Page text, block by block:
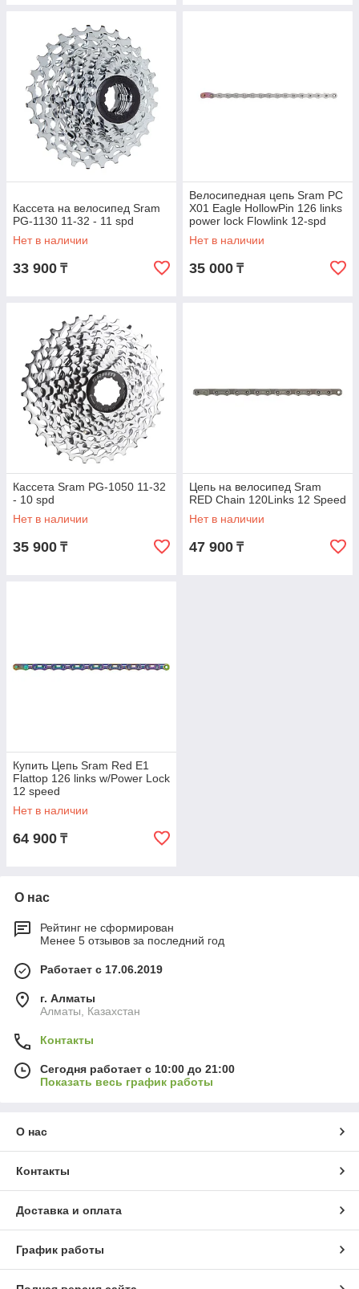
Кассета на велосипед Sram
PG-1130 11-32 - 11 spd
Нет в наличии
33 900 ₸
Велосипедная цепь Sram PC
X01 Eagle HollowPin 126 links
power lock Flowlink 12-spd
Нет в наличии
35 000 ₸
Кассета Sram PG-1050 11-32
- 10 spd
Нет в наличии
35 900 ₸
Цепь на велосипед Sram
RED Chain 120Links 12 Speed
Нет в наличии
47 900 ₸
Купить Цепь Sram Red E1
Flattop 126 links w/Power Lock
12 speed
Нет в наличии
64 900 ₸
О нас
Рейтинг не сформирован
Менее 5 отзывов за последний год
Работает с 17.06.2019
г. Алматы
Алматы, Казахстан
Контакты
Сегодня работает с 10:00 до 21:00
Показать весь график работы
О нас
Контакты
Доставка и оплата
График работы